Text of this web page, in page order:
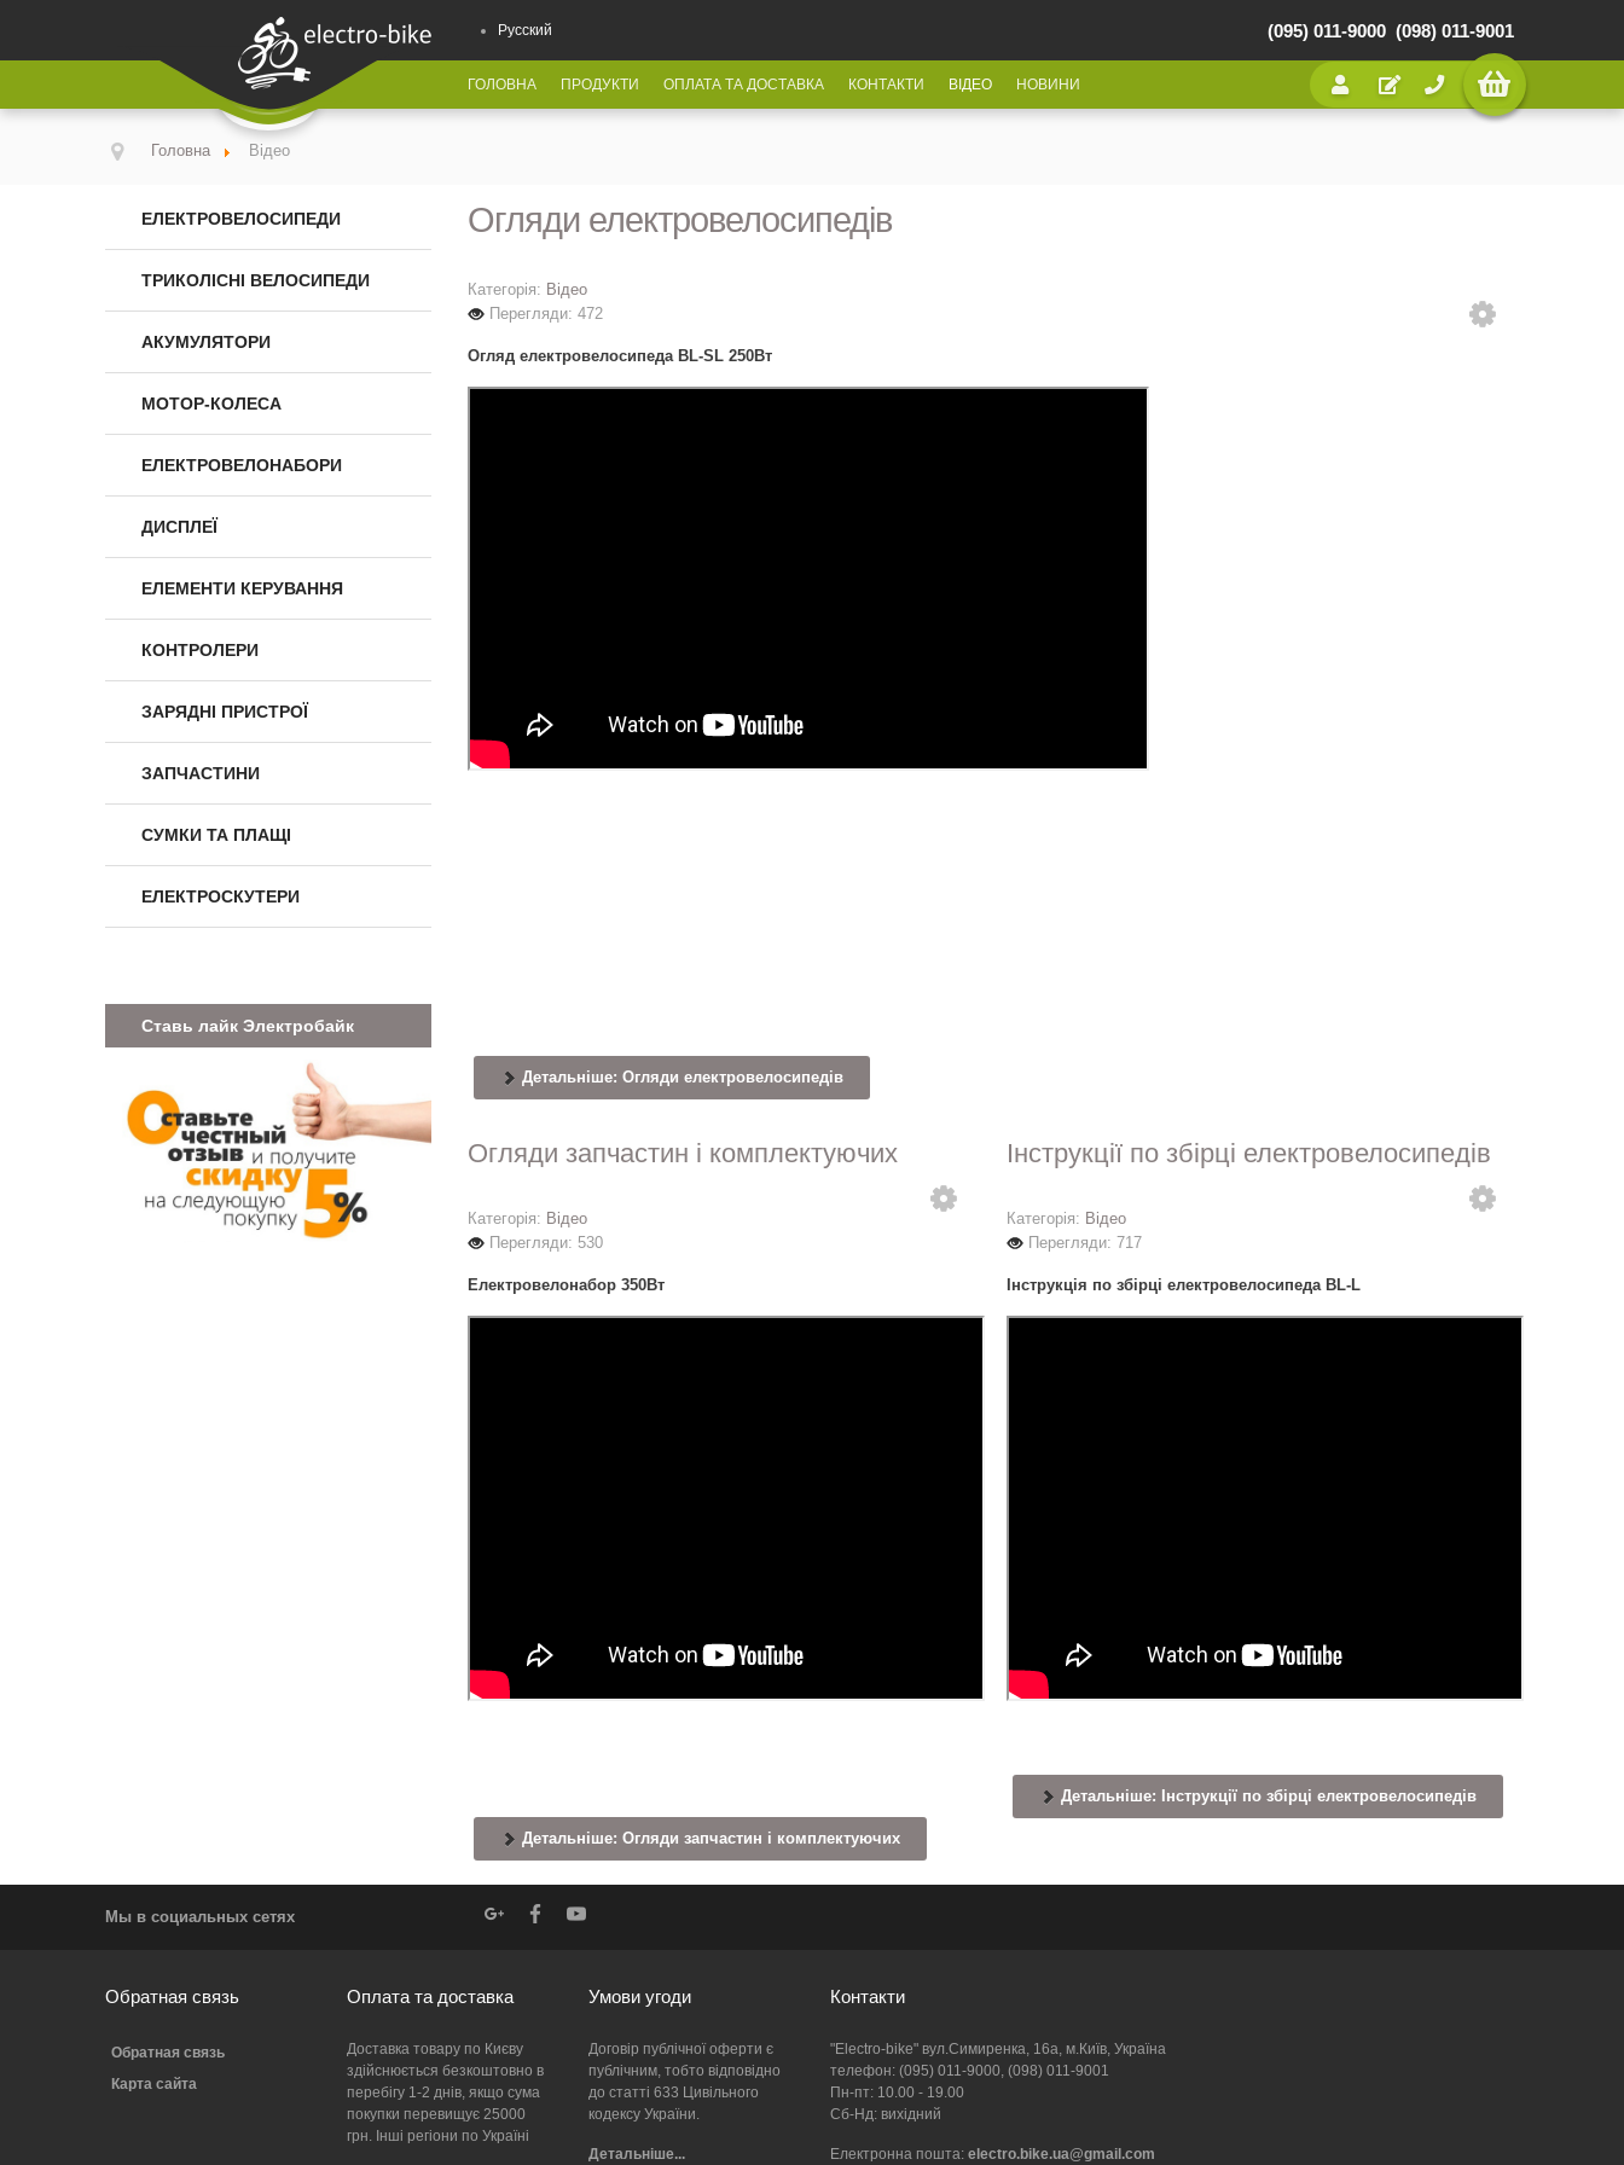
Русский (095) 011-9000 (098) 011-9001
ГОЛОВНА ПРОДУКТИ ОПЛАТА ТА ДОСТАВКА КОНТАКТИ ВІДЕО НОВИНИ
Головна Відео
ЕЛЕКТРОВЕЛОСИПЕДИ
ТРИКОЛІСНІ ВЕЛОСИПЕДИ
АКУМУЛЯТОРИ
МОТОР-КОЛЕСА
ЕЛЕКТРОВЕЛОНАБОРИ
ДИСПЛЕЇ
ЕЛЕМЕНТИ КЕРУВАННЯ
КОНТРОЛЕРИ
ЗАРЯДНІ ПРИСТРОЇ
ЗАПЧАСТИНИ
СУМКИ ТА ПЛАЩІ
ЕЛЕКТРОСКУТЕРИ
Ставь лайк Электробайк
Огляди електровелосипедів
Категорія: Відео
Перегляди: 472
Огляд електровелосипеда BL-SL 250Вт
Детальніше: Огляди електровелосипедів
Огляди запчастин і комплектуючих
Категорія: Відео
Перегляди: 530
Електровелонабор 350Вт
Детальніше: Огляди запчастин і комплектуючих
Інструкції по збірці електровелосипедів
Категорія: Відео
Перегляди: 717
Інструкція по збірці електровелосипеда BL-L
Детальніше: Інструкції по збірці електровелосипедів
Мы в социальных сетях
Обратная связь
Обратная связь
Карта сайта
Оплата та доставка
Доставка товару по Києву
здійснюється безкоштовно в
перебігу 1-2 днів, якщо сума
покупки перевищує 25000
грн. Інші регіони по Україні
Умови угоди
Договір публічної оферти є
публічним, тобто відповідно
до статті 633 Цивільного
кодексу України.
Детальніше...
Контакти
"Electro-bike" вул.Симиренка, 16а, м.Київ, Україна
телефон: (095) 011-9000, (098) 011-9001
Пн-пт: 10.00 - 19.00
Сб-Нд: вихідний
Електронна пошта: electro.bike.ua@gmail.com